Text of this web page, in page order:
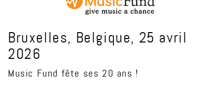
Bruxelles, Belgique, 25 avril
2026
Music Fund fête ses 20 ans !